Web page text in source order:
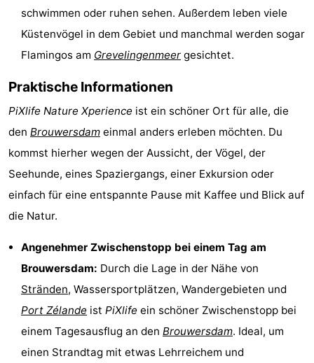
Aussichtspunkte
Attraktionen
Indoor-
-
Minigolfplätze
Wellness-
Städte
Führungen
schwimmen oder ruhen sehen. Außerdem leben viele
Küstenvögel in dem Gebiet und manchmal werden sogar
Flamingos am Grevelingenmeer gesichtet.
Praktische Informationen
PiXlife Nature Xperience ist ein schöner Ort für alle, die
den Brouwersdam einmal anders erleben möchten. Du
kommst hierher wegen der Aussicht, der Vögel, der
Seehunde, eines Spaziergangs, einer Exkursion oder
einfach für eine entspannte Pause mit Kaffee und Blick auf
die Natur.
Angenehmer Zwischenstopp bei einem Tag am
Brouwersdam: Durch die Lage in der Nähe von
Stränden, Wassersportplätzen, Wandergebieten und
Port Zélande ist PiXlife ein schöner Zwischenstopp bei
einem Tagesausflug an den Brouwersdam. Ideal, um
einen Strandtag mit etwas Lehrreichem und